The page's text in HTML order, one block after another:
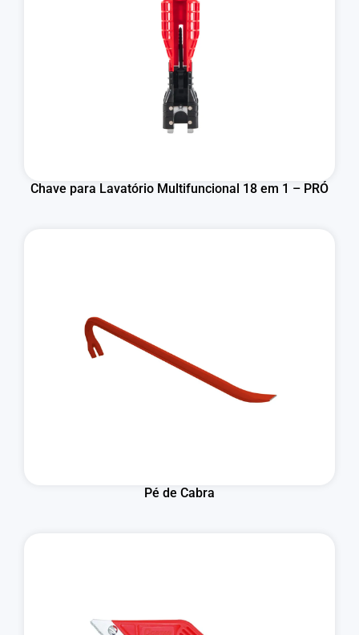
Chave para Lavatório Multifuncional 18 em 1 – PRÓ
Pé de Cabra